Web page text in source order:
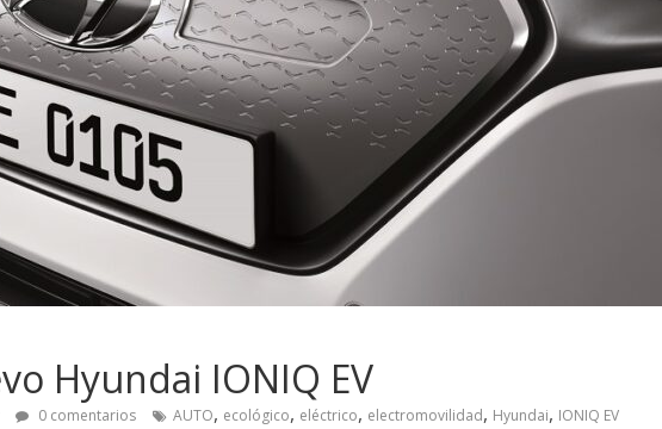
Hyundai IONIQ EV
0 comentarios AUTO, ecológico, eléctrico, electromovilidad, Hyundai, IONIQ EV